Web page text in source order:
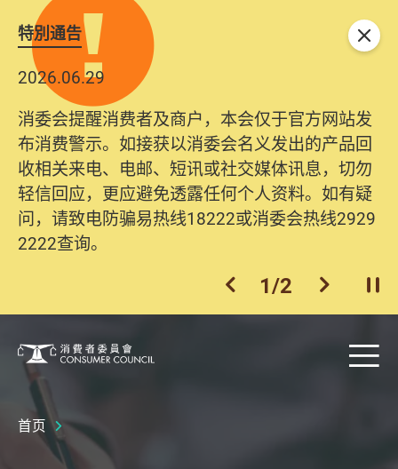
特別通告
2026.06.29
消委会提醒消费者及商户，本会仅于官方网站发
布消费警示。如接获以消委会名义发出的产品回
收相关来电、电邮、短讯或社交媒体讯息，切勿
轻信回应，更应避免透露任何个人资料。如有疑
问，请致电防骗易热线18222或消委会热线2929
2222查询。
上一个
1/2 下一个开
关闭
消费者委员会 目
首页